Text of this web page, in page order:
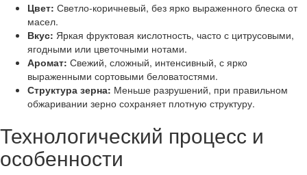
Цвет: Светло-коричневый, без ярко выраженного блеска от
масел.
Вкус: Яркая фруктовая кислотность, часто с цитрусовыми,
ягодными или цветочными нотами.
Аромат: Свежий, сложный, интенсивный, с ярко
выраженными сортовыми беловатостями.
Структура зерна: Меньше разрушений, при правильном
обжаривании зерно сохраняет плотную структуру.
Технологический процесс и
особенности